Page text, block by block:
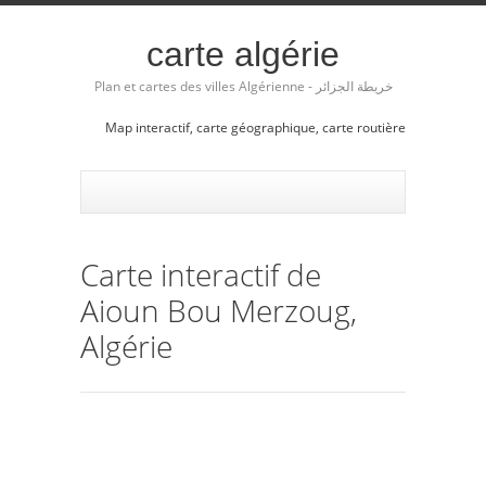
carte algérie
Plan et cartes des villes Algérienne - خريطة الجزائر
Map interactif, carte géographique, carte routière
Carte interactif de
Aioun Bou Merzoug,
Algérie